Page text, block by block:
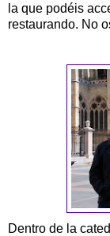
la que podéis
restaurando. No
Dentro de la